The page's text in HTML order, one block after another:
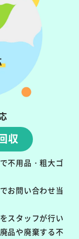
収
不用品・粗大ゴ
お問い合わせ当
スタッフが行い
品や廃棄する不